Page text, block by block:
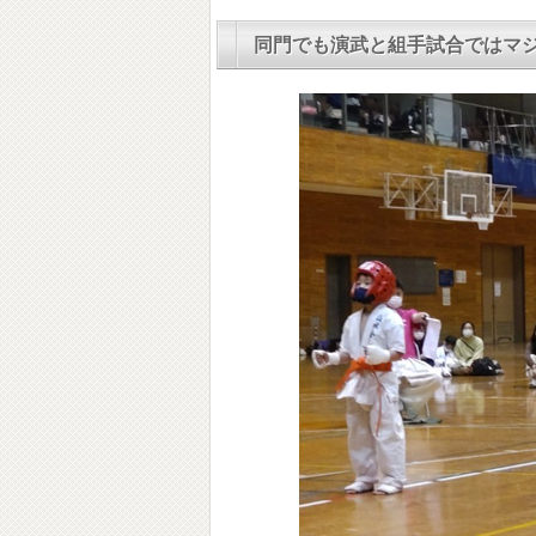
同門でも演武と組手試合ではマ